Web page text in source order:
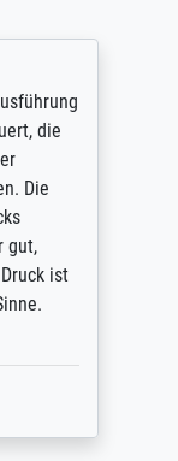
die
Die
gut,
ist